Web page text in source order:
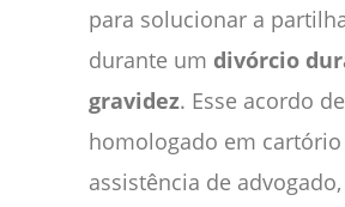
para solucionar a
durante um divórcio
gravidez. Esse acordo
homologado em
assistência de advogado,